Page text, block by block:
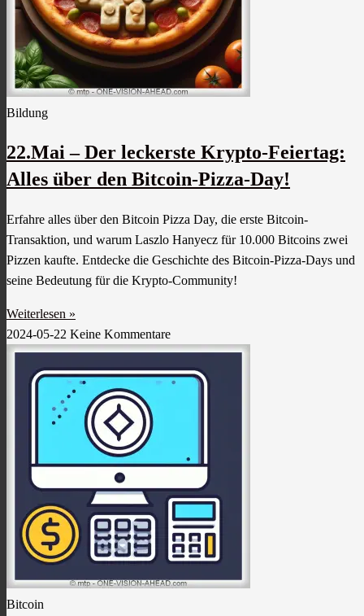
Bildung
22.Mai – Der leckerste Krypto-Feiertag:
Alles über den Bitcoin-Pizza-Day!
Erfahre alles über den Bitcoin Pizza Day, die erste Bitcoin-
Transaktion, und warum Laszlo Hanyecz für 10.000 Bitcoins zwei
Pizzen kaufte. Entdecke die Geschichte des Bitcoin-Pizza-Days und
seine Bedeutung für die Krypto-Community!
Weiterlesen »
2024-05-22 Keine Kommentare
Bitcoin